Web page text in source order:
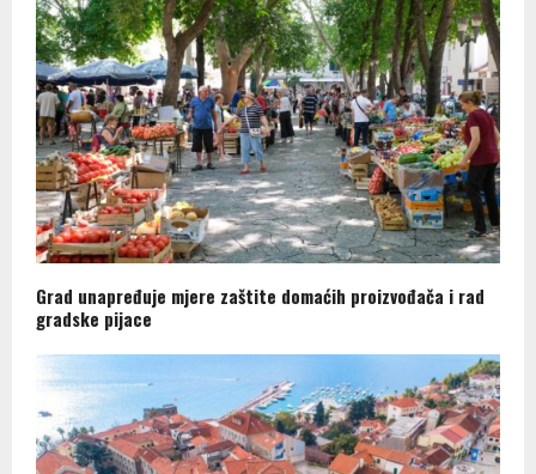
Grad unapređuje mjere zaštite domaćih proizvođača i rad
gradske pijace